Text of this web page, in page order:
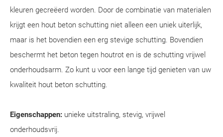
kleuren gecreëerd worden. Door de combinatie van materialen
krijgt een hout beton schutting niet alleen een uniek uiterlijk,
maar is het bovendien een erg stevige schutting. Bovendien
beschermt het beton tegen houtrot en is de schutting vrijwel
onderhoudsarm. Zo kunt u voor een lange tijd genieten van uw
kwaliteit hout beton schutting.
Eigenschappen: unieke uitstraling, stevig, vrijwel
onderhoudsvrij.